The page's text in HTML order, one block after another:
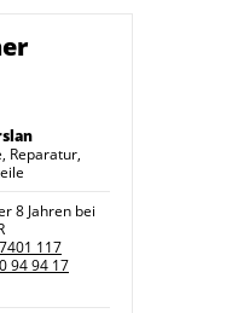
Reparatur,
8 Jahren bei
117
94 94 17